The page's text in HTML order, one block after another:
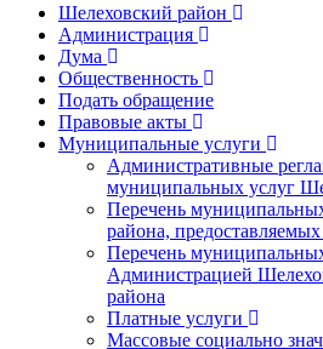
Шелеховский район
Администрация
Дума
Общественность
Подать обращение
Правовые акты
Муниципальные услуги
Административные
муниципальных услуг
Перечень
района,
Перечень
Администрацией
района
Платные услуги
Массовые социально